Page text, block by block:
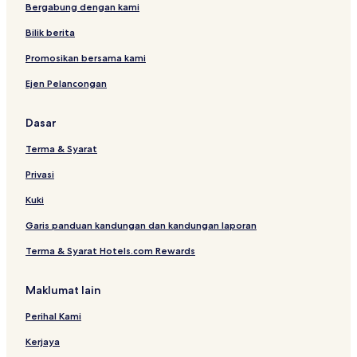
V
M
8
L
f
,
S
k
i
O
Bergabung dengan kami
Bilik berita
Promosikan bersama kami
Ejen Pelancongan
Dasar
Terma & Syarat
Privasi
Kuki
Garis panduan kandungan dan kandungan laporan
Terma & Syarat Hotels.com Rewards
Maklumat lain
Perihal Kami
Kerjaya